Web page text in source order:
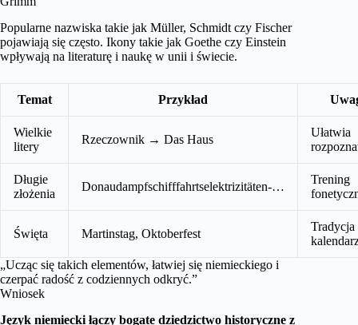
Popularne nazwiska takie jak Müller, Schmidt czy Fischer
pojawiają się często. Ikony takie jak Goethe czy Einstein
wpływają na literaturę i naukę w unii i świecie.
Temat Przykład
Wielkie
litery
Rzeczownik → Das Haus
Ułatwia
Długie
złożenia
Donaudampfschifffahrtselektrizitäten‑…
Trening
Święta Martinstag, Oktoberfest
Tradycja
„Ucząc się takich elementów, łatwiej się niemieckiego i
czerpać radość z codziennych odkryć.”
Wniosek
Język niemiecki łączy bogate dziedzictwo historyczne z